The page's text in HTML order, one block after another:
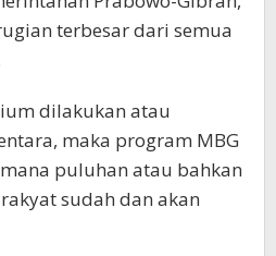
terbesar dari semua
dilakukan atau
maka program MBG
puluhan atau bahkan
sudah dan akan